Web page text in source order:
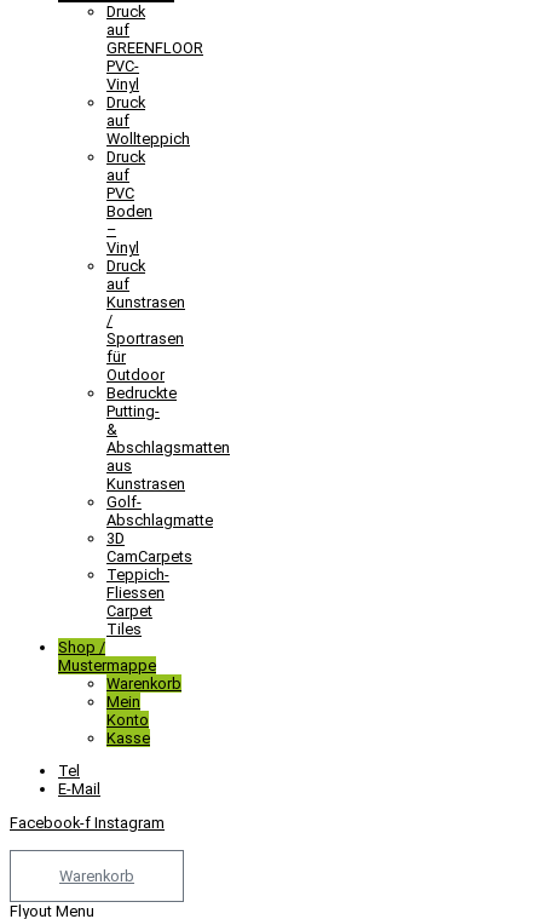
Druck
auf
GREENFLOOR
PVC-
Vinyl
Druck
auf
Wollteppich
Druck
auf
PVC
Boden
–
Vinyl
Druck
auf
Kunstrasen
/
Sportrasen
für
Outdoor
Bedruckte
Putting-
&
Abschlagsmatten
aus
Kunstrasen
Golf-
Abschlagmatte​
3D
CamCarpets
Teppich-
Fliessen
Carpet
Tiles
Shop /
Mustermappe
Warenkorb
Mein
Konto
Kasse
Tel
E-Mail
Facebook-f Instagram
Warenkorb
Flyout Menu